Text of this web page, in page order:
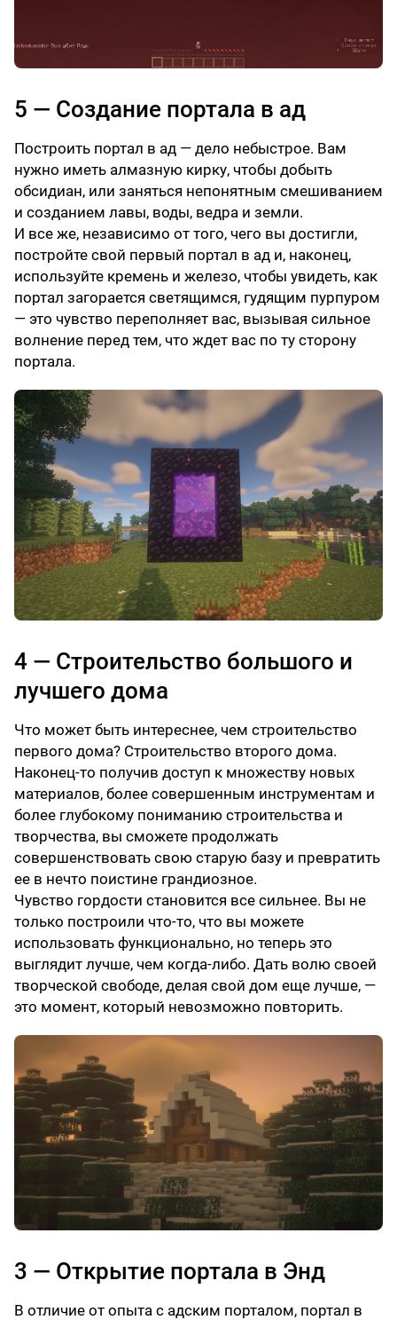
5 — Создание портала в ад
Построить портал в ад — дело небыстрое. Вам
нужно иметь алмазную кирку, чтобы добыть
обсидиан, или заняться непонятным смешиванием
и созданием лавы, воды, ведра и земли.
И все же, независимо от того, чего вы достигли,
постройте свой первый портал в ад и, наконец,
используйте кремень и железо, чтобы увидеть, как
портал загорается светящимся, гудящим пурпуром
— это чувство переполняет вас, вызывая сильное
волнение перед тем, что ждет вас по ту сторону
портала.
4 — Строительство большого и
лучшего дома
Что может быть интереснее, чем строительство
первого дома? Строительство второго дома.
Наконец-то получив доступ к множеству новых
материалов, более совершенным инструментам и
более глубокому пониманию строительства и
творчества, вы сможете продолжать
совершенствовать свою старую базу и превратить
ее в нечто поистине грандиозное.
Чувство гордости становится все сильнее. Вы не
только построили что-то, что вы можете
использовать функционально, но теперь это
выглядит лучше, чем когда-либо. Дать волю своей
творческой свободе, делая свой дом еще лучше, —
это момент, который невозможно повторить.
3 — Открытие портала в Энд
В отличие от опыта с адским порталом, портал в